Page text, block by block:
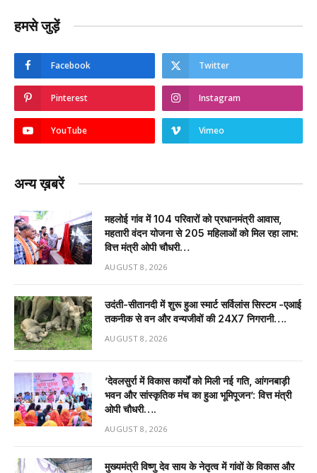
हमसे जुड़ें
Facebook Twitter
Pinterest Instagram
YouTube Vimeo
अन्य ख़बरें
महलोई गांव में 104 परिवारों को प्रधानमंत्री आवास,
महतारी वंदन योजना से 205 महिलाओं को मिल रहा लाभ:
वित्त मंत्री ओपी चौधरी…
AUGUST 8, 2026
उदंती-सीतानदी में शुरू हुआ स्मार्ट सर्विलांस सिस्टम -एआई
तकनीक से वन और वन्यजीवों की 24X7 निगरानी….
AUGUST 8, 2026
’देवलसुर्रा में विकास कार्यों को मिली नई गति, आंगनबाड़ी
भवन और सांस्कृतिक मंच का हुआ भूमिपूजन’: वित्त मंत्री
ओपी चौधरी….
AUGUST 8, 2026
मुख्यमंत्री विष्णु देव साय के नेतृत्व में गांवों के विकास और